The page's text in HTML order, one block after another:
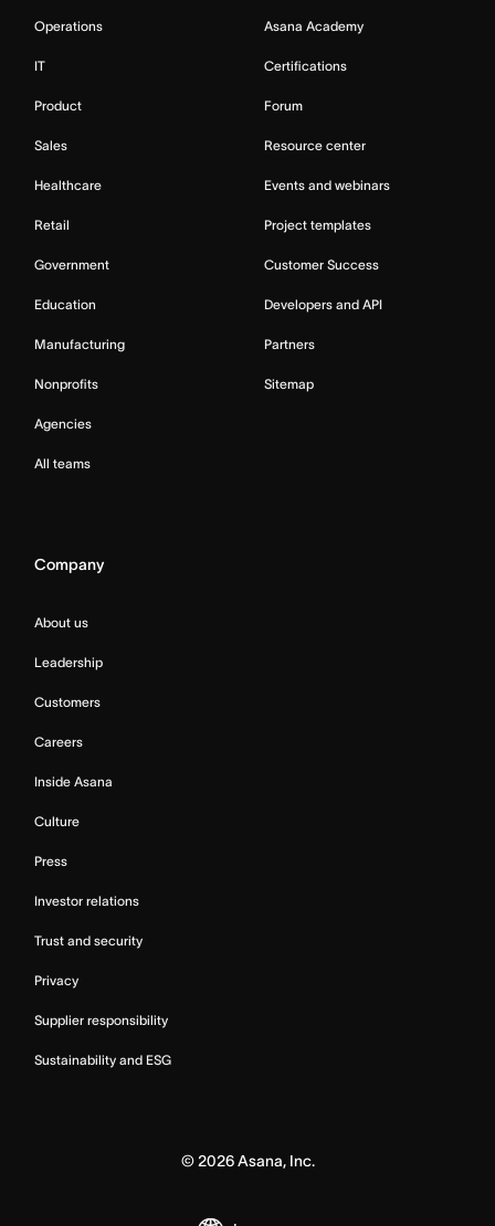
Operations
IT
Product
Sales
Healthcare
Retail
Government
Education
Manufacturing
Nonprofits
Agencies
All teams
Asana Academy
Certifications
Forum
Resource center
Events and webinars
Project templates
Customer Success
Developers and API
Partners
Sitemap
Company
About us
Leadership
Customers
Careers
Inside Asana
Culture
Press
Investor relations
Trust and security
Privacy
Supplier responsibility
Sustainability and ESG
© 2026Asana, Inc.